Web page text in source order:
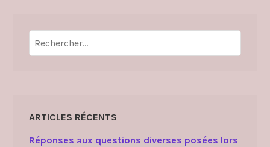
ARTICLES RÉCENTS
Réponses aux questions diverses posées lors